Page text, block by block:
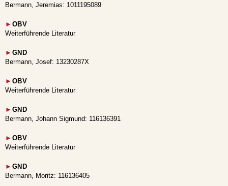
Bermann, Jeremias: 1011195089
► OBV
Weiterführende Literatur
► GND
Bermann, Josef: 13230287X
► OBV
Weiterführende Literatur
► GND
Bermann, Johann Sigmund: 116136391
► OBV
Weiterführende Literatur
► GND
Bermann, Moritz: 116136405